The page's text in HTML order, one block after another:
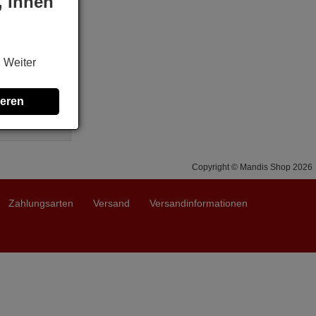
Copyright © Mandis Shop 2026
Zahlungsarten Versand
Versandinformationen
Weiter